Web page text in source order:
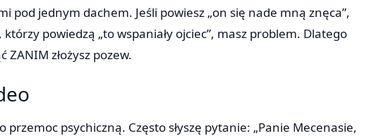
pod jednym dachem. Jeśli powiesz „on się nade mną znęca”,
powiedzą „to wspaniały ojciec”, masz problem. Dlatego
złożysz pozew.
psychiczną. Często słyszę pytanie: „Panie Mecenasie,